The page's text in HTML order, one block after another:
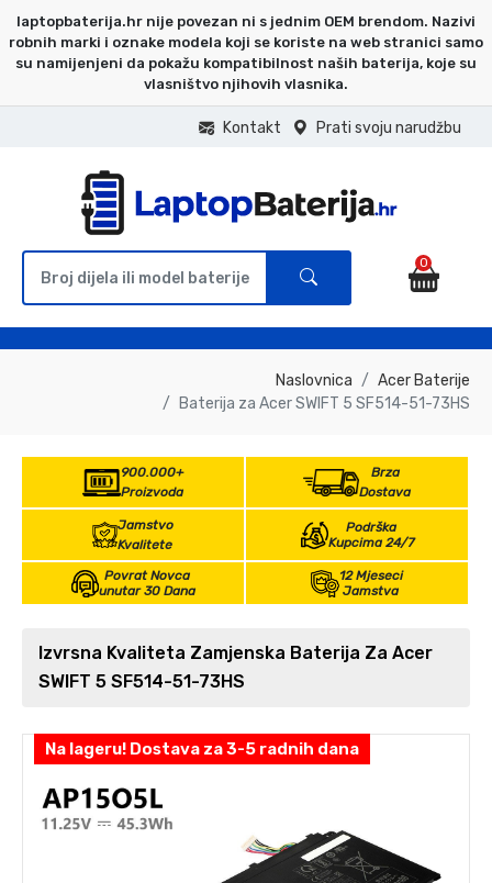
laptopbaterija.hr nije povezan ni s jednim OEM brendom. Nazivi
robnih marki i oznake modela koji se koriste na web stranici samo
su namijenjeni da pokažu kompatibilnost naših baterija, koje su
vlasništvo njihovih vlasnika.
Prati svoju narudžbu
Kontakt
0
Naslovnica
Acer Baterije
Baterija za Acer SWIFT 5 SF514-51-73HS
900.000+
Proizvoda
Brza
Dostava
Jamstvo
Kvalitete
Podrška
Kupcima 24/7
Povrat Novca
unutar 30 Dana
12 Mjeseci
Jamstva
Izvrsna Kvaliteta Zamjenska Baterija Za Acer
SWIFT 5 SF514-51-73HS
Na lageru! Dostava za 3-5 radnih dana